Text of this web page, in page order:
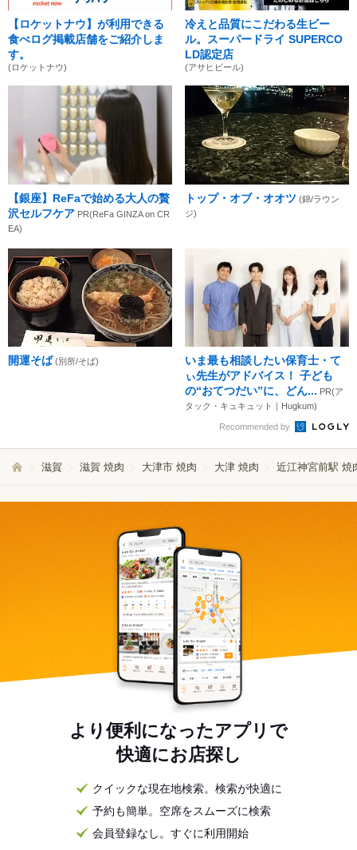
【ロケットナウ】が利用できる
食べログ掲載店舗をご紹介しま
す。
(ロケットナウ)
冷えと品質にこだわる生ビー
ル。スーパードライ SUPERCO
LD認定店
(アサヒビール)
【銀座】ReFaで始める大人の贅
沢セルフケア PR(ReFa GINZA on CR
EA)
トップ・オブ・オオツ (錦/ラウン
ジ)
開運そば (別所/そば)
いま最も相談したい保育士・て
ぃ先生がアドバイス！ 子ども
の“おてつだい”に、どん... PR(ア
タック・キュキュット｜Hugkum)
Recommended by
滋賀 滋賀 焼肉 大津市 焼肉 大津 焼肉 近江神宮前駅 焼
より便利になったアプリで
快適にお店探し
クイックな現在地検索。検索が快適に
予約も簡単。空席をスムーズに検索
会員登録なし。すぐに利用開始